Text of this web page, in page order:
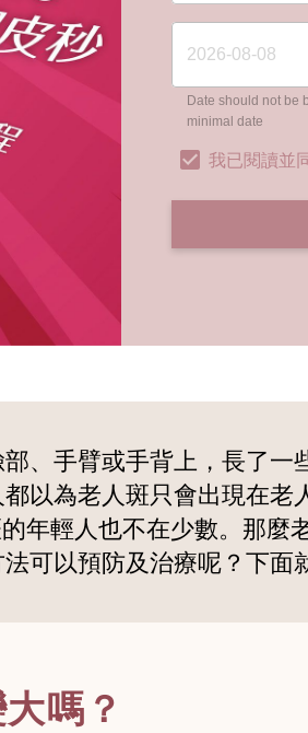
Date should not be
minimal date
我已閱讀並
、手臂或手背上，長了
以為老人斑只會出現在
年輕人也不在少數。那
可以預防及治療呢？下面
嗎？